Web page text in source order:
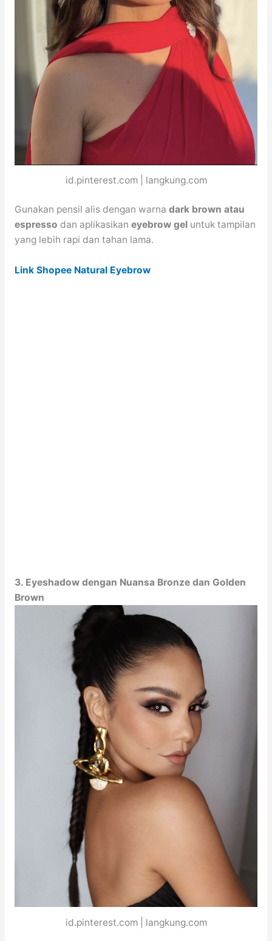
id.pinterest.com | langkung.com
Gunakan pensil alis dengan warna dark brown atau
espresso dan aplikasikan eyebrow geluntuk tampilan
yang lebih rapi dan tahan lama.
Link Shopee Natural Eyebrow
3. Eyeshadow dengan Nuansa Bronze dan Golden
Brown
id.pinterest.com | langkung.com